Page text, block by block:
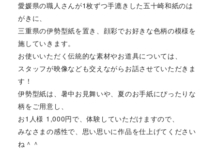
愛媛県の職人さんが1枚ずつ手漉きした五十崎和紙のは
がきに、
三重県の伊勢型紙を置き、顔彩でお好きな色柄の模様を
施していきます。
お使いいただく伝統的な素材やお道具については、
スタッフが映像なども交えながらお話させていただきま
す！
伊勢型紙は、暑中お見舞いや、夏のお手紙にぴったりな
柄をご用意し、
お1人様 1,000円で、体験していただけますので、
みなさまの感性で、思い思いに作品を仕上げてください
ね＾＾